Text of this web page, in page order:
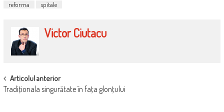
reforma
spitale
Victor Ciutacu
POST
NAVIGATION
Articolul anterior
Tradiţionala singurătate în faţa glonţului